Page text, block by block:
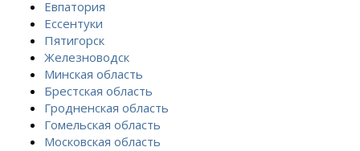
Евпатория
Ессентуки
Пятигорск
Железноводск
Минская область
Брестская область
Гродненская область
Гомельская область
Московская область